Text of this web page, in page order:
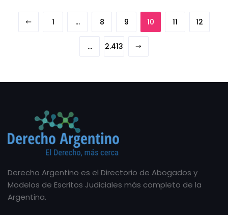
1 … 8 9 10 11 12
… 2.413
Derecho Argentino es el Directorio de Abogados y
Modelos de Escritos Judiciales más completo de la
Argentina.